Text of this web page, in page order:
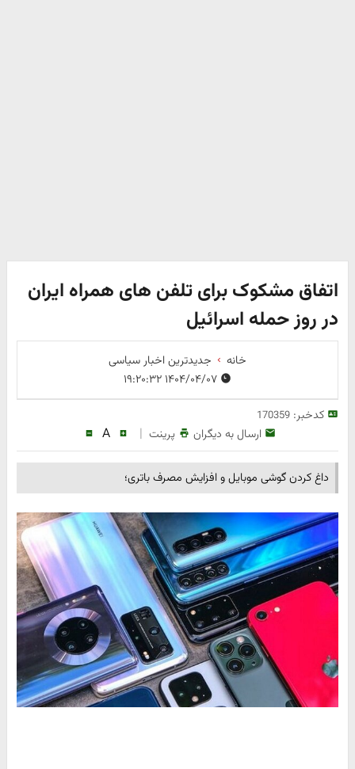
اتفاق مشکوک برای تلفن های همراه ایران
در روز حمله اسرائیل
خانه
جدیدترین اخبار سیاسی
۱۴۰۴/۰۴/۰۷ ۱۹:۲۰:۳۲
کدخبر:170359
ارسال به دیگران پرینت |
A
داغ کردن گوشی موبایل و افزایش مصرف باتری؛